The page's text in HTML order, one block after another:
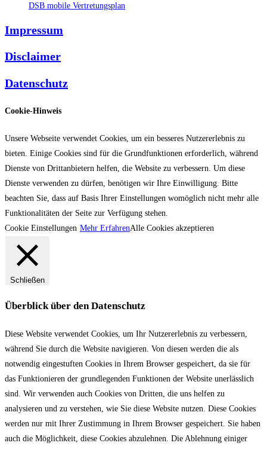
DSB mobile Vertretungsplan
Impressum
Disclaimer
Datenschutz
Cookie-Hinweis
Unsere Webseite verwendet Cookies, um ein besseres Nutzererlebnis zu
bieten. Einige Cookies sind für die Grundfunktionen erforderlich, während
Dienste von Drittanbietern helfen, die Website zu verbessern. Um diese
Dienste verwenden zu dürfen, benötigen wir Ihre Einwilligung. Bitte
beachten Sie, dass auf Basis Ihrer Einstellungen womöglich nicht mehr alle
Funktionalitäten der Seite zur Verfügung stehen.
Cookie Einstellungen Mehr ErfahrenAlle Cookies akzeptieren
Schließen
Überblick über den Datenschutz
Diese Website verwendet Cookies, um Ihr Nutzererlebnis zu verbessern,
während Sie durch die Website navigieren. Von diesen werden die als
notwendig eingestuften Cookies in Ihrem Browser gespeichert, da sie für
das Funktionieren der grundlegenden Funktionen der Website unerlässlich
sind. Wir verwenden auch Cookies von Dritten, die uns helfen zu
analysieren und zu verstehen, wie Sie diese Website nutzen. Diese Cookies
werden nur mit Ihrer Zustimmung in Ihrem Browser gespeichert. Sie haben
auch die Möglichkeit, diese Cookies abzulehnen. Die Ablehnung einiger